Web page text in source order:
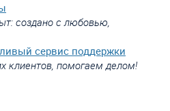
создано с любовью,
сервис поддержки
клиентов, помогаем делом!